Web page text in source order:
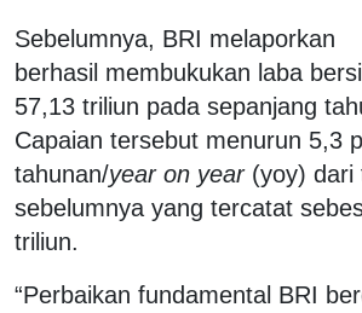
Sebelumnya, BRI melaporkan
berhasil membukukan laba
57,13 triliun pada sepanjang
Capaian tersebut menurun 5,3
tahunan/year on year(yoy) dari
sebelumnya yang tercatat
triliun.
“Perbaikan fundamental BRI